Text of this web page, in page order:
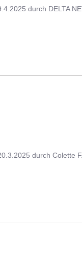
durch DELTA
durchColette F.